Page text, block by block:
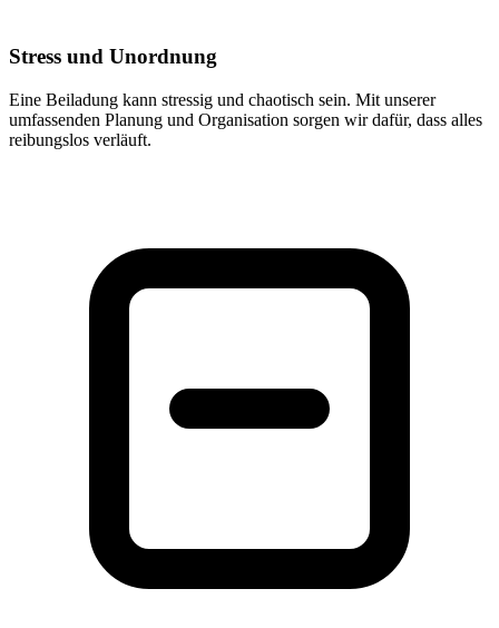
Stress und Unordnung
Eine Beiladung kann stressig und chaotisch sein. Mit unserer
umfassenden Planung und Organisation sorgen wir dafür, dass alles
reibungslos verläuft.